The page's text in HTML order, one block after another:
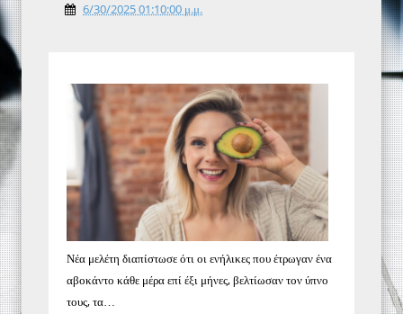
6/30/2025 01:10:00 μ.μ.
Νέα μελέτη διαπίστωσε ότι οι ενήλικες που έτρωγαν ένα
αβοκάντο κάθε μέρα επί έξι μήνες, βελτίωσαν τον ύπνο
τους, τα…